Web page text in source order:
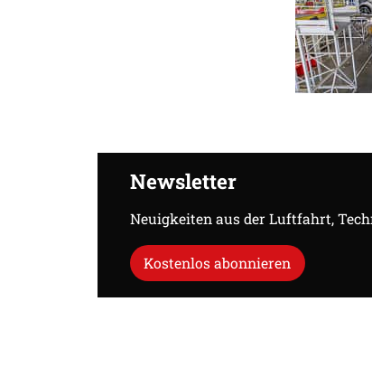
Newsletter
Neuigkeiten aus der Luftfahrt,
Kostenlos abonnieren